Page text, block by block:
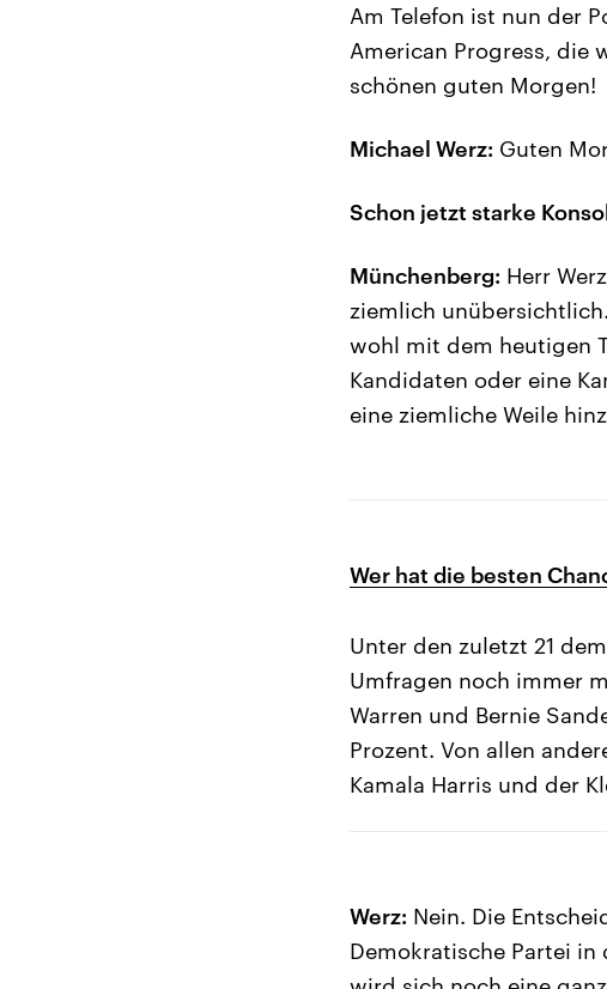
Am Telefon ist nun der
American Progress, die
schönen guten Morgen!
Michael Werz: Guten
Schon jetzt starke
Münchenberg: Herr
ziemlich
wohl mit dem heutigen
Kandidaten oder eine
eine ziemliche Weile
Wer hat die besten
Unter den zuletzt 21
Umfragen noch immer
Warren und Bernie
Prozent. Von allen
Kamala Harris und der
Werz: Nein. Die
Demokratische Partei